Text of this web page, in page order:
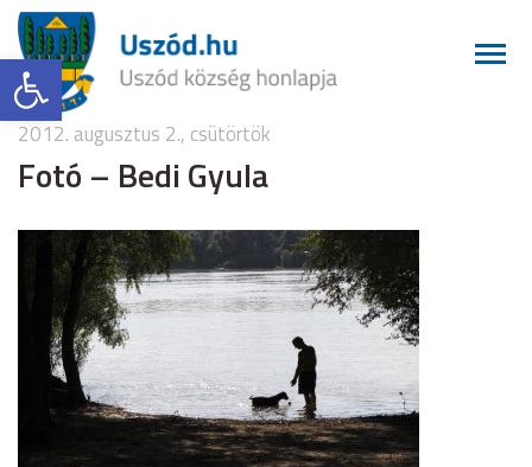
Eszköztár megnyitása
2012. augusztus 2., csütörtök
Fotó – Bedi Gyula